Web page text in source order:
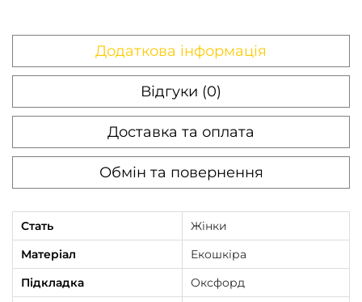
Додаткова інформація
Відгуки (0)
Доставка та оплата
Обмін та повернення
Стать
Жінки
Матеріал
Екошкіра
Підкладка
Оксфорд